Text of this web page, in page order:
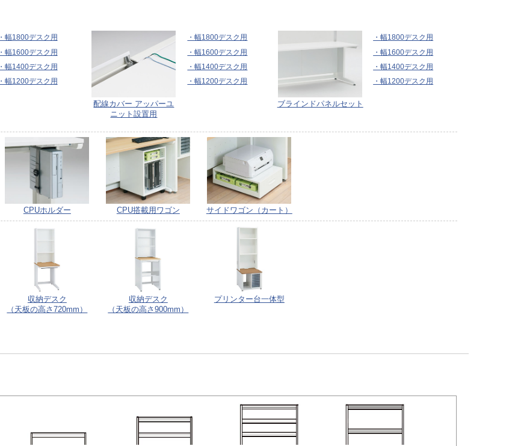
・幅1800デスク用
・幅1600デスク用
・幅1400デスク用
・幅1200デスク用
配線カバー アッパーユ
ニット設置用
・幅1800デスク用
・幅1600デスク用
・幅1400デスク用
・幅1200デスク用
ブラインドパネルセット
・幅1800デスク用
・幅1600デスク用
・幅1400デスク用
・幅1200デスク用
CPUホルダー CPU搭載用ワゴン サイドワゴン（カート）
収納デスク
（天板の高さ720mm）
収納デスク
（天板の高さ900mm）
プリンター台一体型